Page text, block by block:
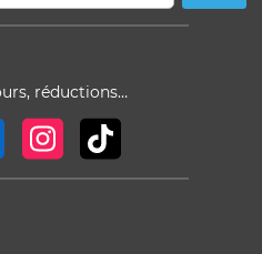
réductions…